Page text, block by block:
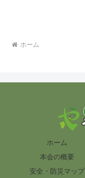
ホーム
ホーム
本会の概要
安全・防災マップ